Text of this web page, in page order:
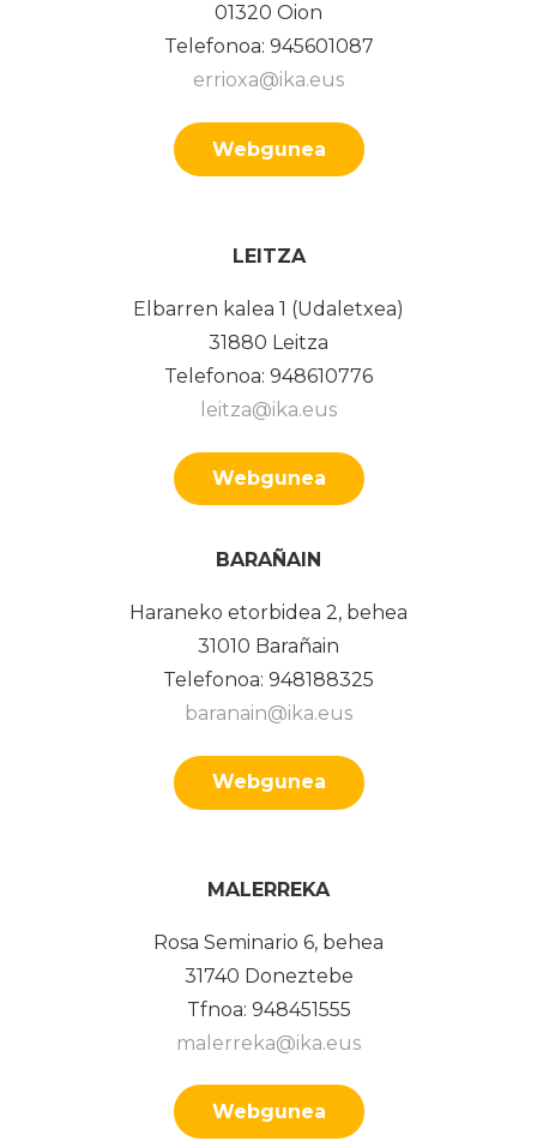
01320 Oion
Telefonoa: 945601087
errioxa@ika.eus
Webgunea
LEITZA
Elbarren kalea 1 (Udaletxea)
31880 Leitza
Telefonoa: 948610776
leitza@ika.eus
Webgunea
BARAÑAIN
Haraneko etorbidea 2, behea
31010 Barañain
Telefonoa: 948188325
baranain@ika.eus
Webgunea
MALERREKA
Rosa Seminario 6, behea
31740 Doneztebe
Tfnoa: 948451555
malerreka@ika.eus
Webgunea